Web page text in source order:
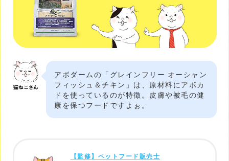
アボダームの「グレインフリー オーシャン
フィッシュ＆チキン」は、原材料にアボカ
ドを使っているのが特徴。皮膚や被毛の健
康を保つフードですよぉ。
【監修】ペットフード販売士